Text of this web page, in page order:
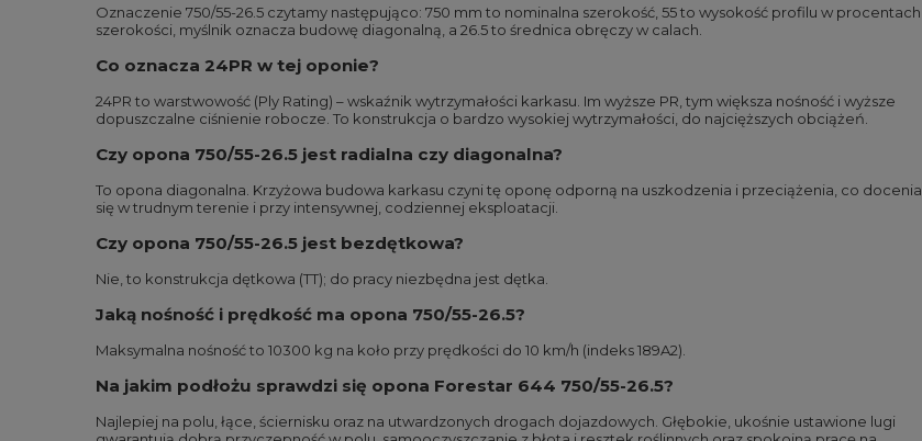
Oznaczenie 750/55-26.5 czytamy następująco: 750 mm to nominalna szerokość, 55 to wysokość profilu w procentach
szerokości, myślnik oznacza budowę diagonalną, a 26.5 to średnica obręczy w calach.
Co oznacza 24PR w tej oponie?
24PR to warstwowość (Ply Rating) – wskaźnik wytrzymałości karkasu. Im wyższe PR, tym większa nośność i wyższe
dopuszczalne ciśnienie robocze. To konstrukcja o bardzo wysokiej wytrzymałości, do najcięższych obciążeń.
Czy opona 750/55-26.5 jest radialna czy diagonalna?
To opona diagonalna. Krzyżowa budowa karkasu czyni tę oponę odporną na uszkodzenia i przeciążenia, co docenia
się w trudnym terenie i przy intensywnej, codziennej eksploatacji.
Czy opona 750/55-26.5 jest bezdętkowa?
Nie, to konstrukcja dętkowa (TT); do pracy niezbędna jest dętka.
Jaką nośność i prędkość ma opona 750/55-26.5?
Maksymalna nośność to 10300 kg na koło przy prędkości do 10 km/h (indeks 189A2).
Na jakim podłożu sprawdzi się opona Forestar 644 750/55-26.5?
Najlepiej na polu, łące, ściernisku oraz na utwardzonych drogach dojazdowych. Głębokie, ukośnie ustawione lugi